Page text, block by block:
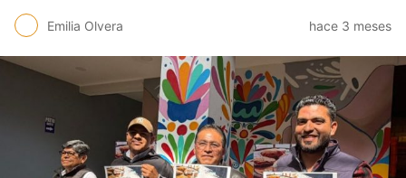
Emilia Olvera hace 3 meses